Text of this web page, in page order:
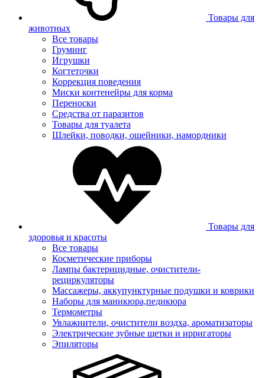
Товары для
животных
Все товары
Груминг
Игрушки
Когтеточки
Коррекция поведения
Миски контенейры для корма
Переноски
Средства от паразитов
Товары для туалета
Шлейки, поводки, ошейники, намордники
Товары для
здоровья и красоты
Все товары
Косметические приборы
Лампы бактерицидные, очистители-
рециркуляторы
Массажеры, аккупунктурные подушки и коврики
Наборы для маникюра,педикюра
Термометры
Увлажнители, очистители воздха, ароматизаторы
Электрические зубные щетки и ирригаторы
Эпиляторы